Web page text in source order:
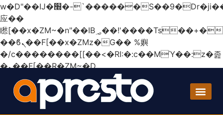
w�D"��IJ�׭�-`������S��9�Dr�ji��EJ߅��gJ�
应��
矁[��x�ZM~�n"��IB؃��!'����Тѕ��+��(m��IK�ʭ�/|
��ϐܢ��F[��x�ZMz�G�� %嬩
�/c��������[[��<�RI:�:c��MΎ��:z�졾
�ܢ��F[��R�ZM~�D